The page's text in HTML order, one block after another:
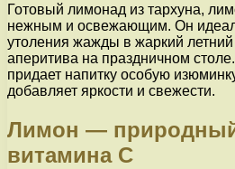
Готовый лимонад из тархуна,
нежным и освежающим. Он
утоления жажды в жаркий летний
аперитива на праздничном
придает напитку особую
добавляет яркости и свежести.
Лимон —
витамина C